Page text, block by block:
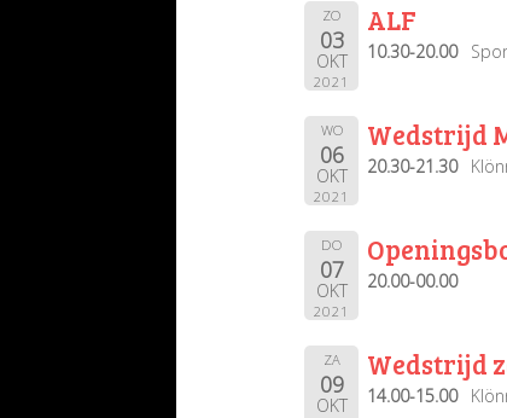
ZO
03
OKT
2021
ALF
10.30-20.00
WO
06
OKT
2021
Wedstrijd
20.30-21.30
DO
07
OKT
2021
20.00-00.00
ZA
09
OKT
Wedstrijd
14.00-15.00